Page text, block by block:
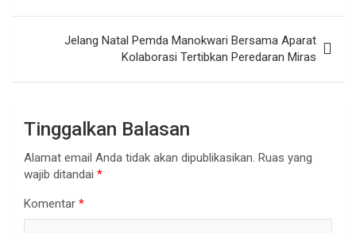
Jelang Natal Pemda Manokwari Bersama Aparat
Kolaborasi Tertibkan Peredaran Miras
Tinggalkan Balasan
Alamat email Anda tidak akan dipublikasikan. Ruas yang
wajib ditandai *
Komentar *